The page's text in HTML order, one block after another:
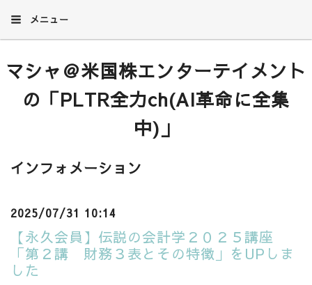
メニュー
マシャ＠米国株エンターテイメント
の「PLTR全力ch(AI革命に全集
中)」
インフォメーション
2025/07/31 10:14
【永久会員】伝説の会計学２０２５講座
「第２講 財務３表とその特徴」をUPしま
した